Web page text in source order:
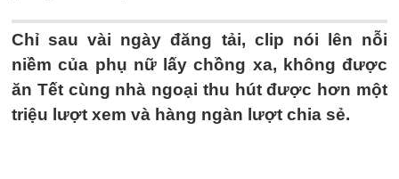
Chỉ sau vài ngày đăng tải, clip nói lên nỗi
niềm của phụ nữ lấy chồng xa, không được
ăn Tết cùng nhà ngoại thu hút được hơn một
triệu lượt xem và hàng ngàn lượt chia sẻ.